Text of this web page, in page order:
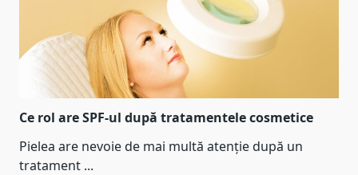
Ce rol are SPF-ul după tratamentele cosmetice
Pielea are nevoie de mai multă atenție după un
tratament ...